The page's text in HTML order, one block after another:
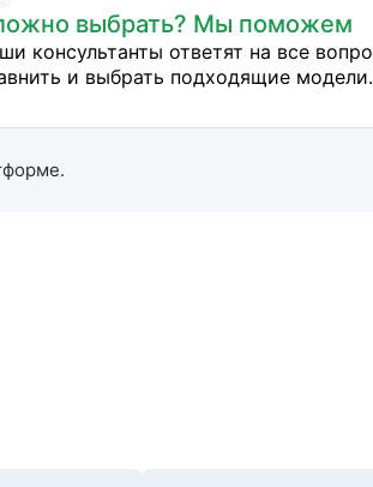
выбрать? Мы поможем
консультанты ответят на все
и выбрать подходящие модели.